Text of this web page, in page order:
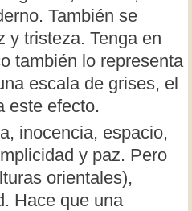
También se
y tristeza. Tenga en
también lo representa
escala de grises, el
este efecto.
inocencia, espacio,
y paz. Pero
orientales),
Hace que una